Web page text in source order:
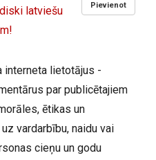
Pievienot
latviešu
interneta lietotājus -
par publicētajiem
ētikas un
vardarbību, naidu vai
cieņu un godu